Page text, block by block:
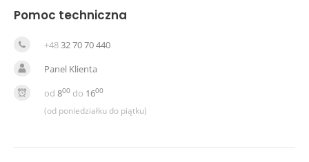
Pomoc techniczna
+4832 70 70 440
Panel Klienta
od 800 do 1600
(od poniedziałku do piątku)